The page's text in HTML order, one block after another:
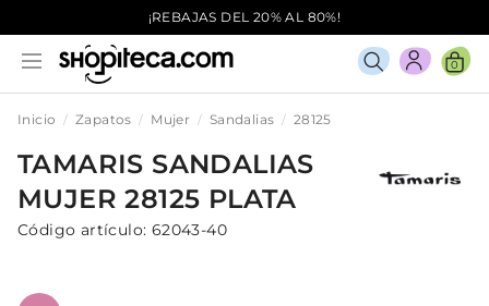
¡REBAJAS DEL 20% AL 80%!
0
Inicio Zapatos Mujer Sandalias 28125
TAMARIS SANDALIAS
MUJER28125 PLATA
Código artículo: 62043-40